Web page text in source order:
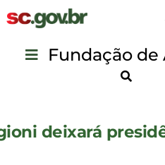
Fundação de
deixará